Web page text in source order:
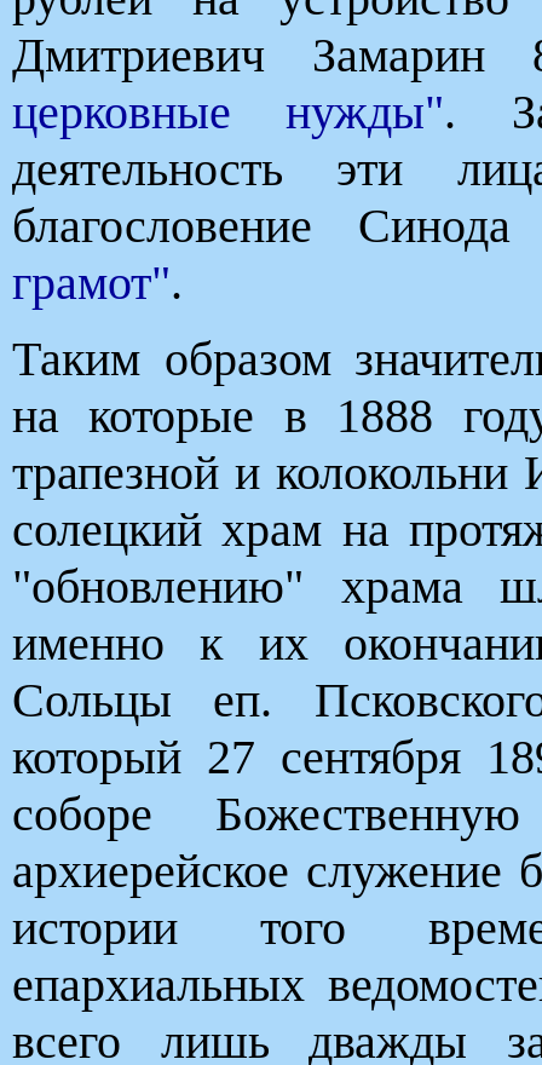
Дмитриевич
церковные нужды".
деятельность эти
благословение
грамот".
Таким образом
на которые в 1888
трапезной и
солецкий храм на
"обновлению" храма
именно к их
Сольцы еп.
который 27 сентября
соборе
архиерейское
истории того
епархиальных
всего лишь дважды